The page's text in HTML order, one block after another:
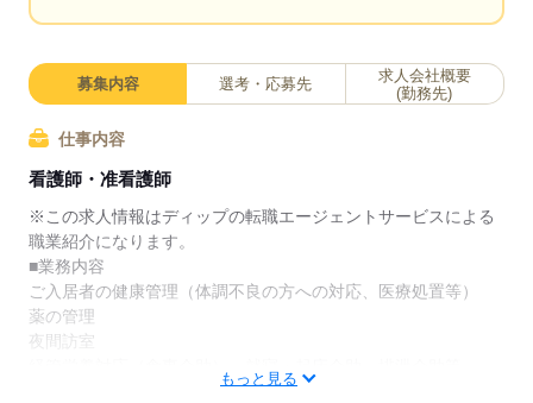
求職中の看護師さんの転職を専任の
キャリアアドバイザーが入職まで無料でサポートいた
日本最大級の求人情報の中からぴったりな求人をご紹
介。
履歴書作成のアドバイスや面接日の調整だけでなく、
お給料、お休み、入職時期の交渉もサポートします。
【もちろん無料】
費用は一切かかりません。
募集内容 選考・応募先
求人会社概要
(勤務先)
仕事内容
看護師・准看護師
※この求人情報はディップの転職エージェントサービスによる
職業紹介になります。
■業務内容
ご入居者の健康管理（体調不良の方への対応、医療処置等）
薬の管理
夜間訪室
緊急時の対応（主治医・ご家族・ホーム長への報告連絡、救急
もっと見る